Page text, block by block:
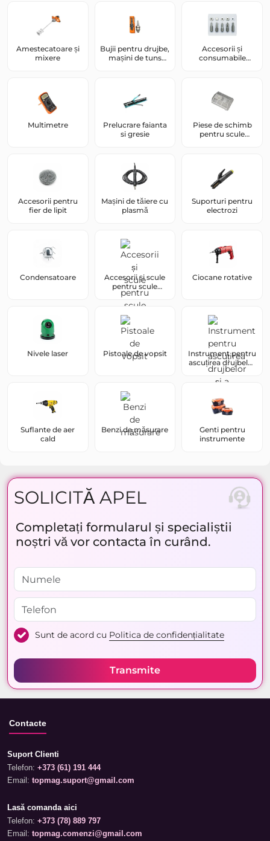
Amestecatoare și
mixere
Bujii pentru drujbe,
mașini de tuns
Accesorii și
consumabile
Multimetre
Prelucrare faianta
si gresie
Piese de schimb
pentru scule
Accesorii pentru
fier de lipit
Mașini de tăiere cu
plasmă
Suporturi pentru
electrozi
Condensatoare
Accesorii și scule
pentru scule
pneumatice
Ciocane rotative
Nivele laser Pistoale de vopsit
Instrument pentru
ascuțirea drujbelor
și a ferăstraielor pe
benzină
Suflante de aer
cald
Benzi de măsurare
Genti pentru
instrumente
SOLICITĂ APEL
Completați formularul și specialiștii
noștri vă vor contacta în curând.
Sunt de acord cu Politica de confidențialitate
Transmite
Contacte
Suport Clienti
Telefon: +373 (61) 191 444
Email: topmag.suport@gmail.com
Lasă comanda aici
Telefon: +373 (78) 889 797
Email: topmag.comenzi@gmail.com